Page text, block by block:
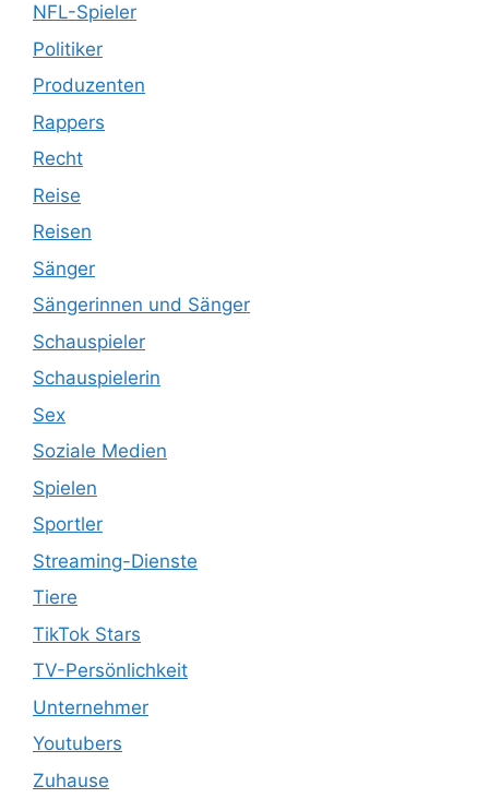
NFL-Spieler
Politiker
Produzenten
Rappers
Recht
Reise
Reisen
Sänger
Sängerinnen und Sänger
Schauspieler
Schauspielerin
Sex
Soziale Medien
Spielen
Sportler
Streaming-Dienste
Tiere
TikTok Stars
TV-Persönlichkeit
Unternehmer
Youtubers
Zuhause